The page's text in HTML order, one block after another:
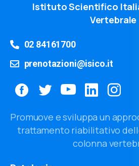
Istituto Scientifico
Vertebrale
02 84161700
prenotazioni@isico.it
Promuove e sviluppa un
trattamento riabilitativo
colonna